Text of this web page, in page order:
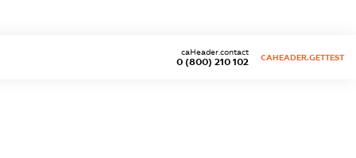
0 (800) 210 102
caHeader.contact
CAHEADER.GETTEST